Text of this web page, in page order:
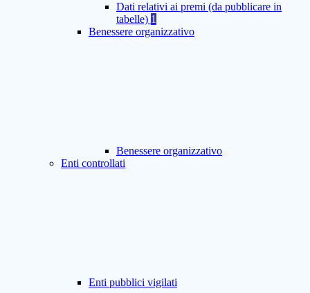
Dati relativi ai premi (da pubblicare in
tabelle) 1
Benessere organizzativo
Benessere organizzativo
Enti controllati
Enti pubblici vigilati